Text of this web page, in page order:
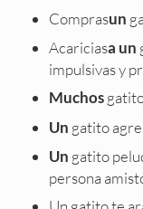
Comprasun
Acariciasa un
impulsivas y
Muchos
Un gatito
Un gatito
persona